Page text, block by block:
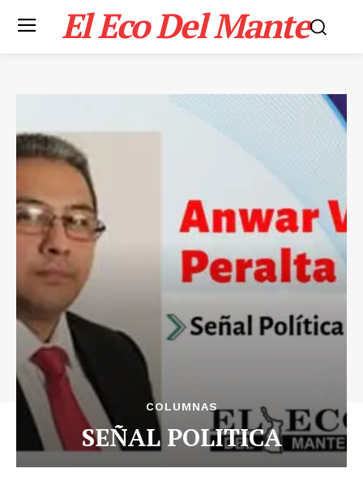
El Eco Del Mante
COLUMNAS
SEÑAL POLITICA